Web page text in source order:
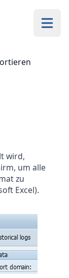
wird,
um alle
zu
Excel).